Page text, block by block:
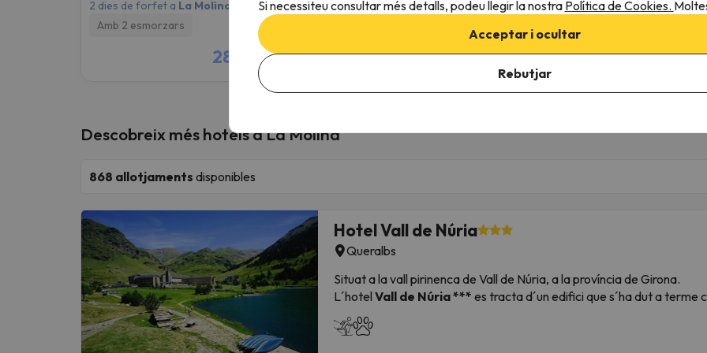
2 dies de forfet a La Molina
Amb 2 esmorzars
286 € /pers.
2 dies de forfet a La Molina
323 €/pers.
2 dies de forfet aLa Molina
375
Descobreix més hotels a La Molina
868 allotjaments disponibles
Hotel Vall de Núria
Queralbs
Situat a la vall pirinenca de Vall de Núria, a la província de Girona.
L´hotel Vall de Núria *** es tracta d´un edifici que s´ha dut a
en un entorn natural. Compte amb recepció, diferents restaurants
Les habitacions estan completament equipades amb televisió,
Si necessiteu consultar més detalls, podeu llegir la nostra Política de Cookies.
Acceptar i ocultar
Rebutjar